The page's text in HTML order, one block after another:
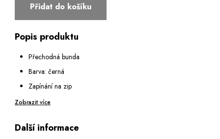
Přidat do košíku
Popis produktu
Přechodná bunda
Barva: černá
Zapínání na zip
Dvě boční zipové kapsy
Rukáv bez manžety
Zobrazit více
Další informace